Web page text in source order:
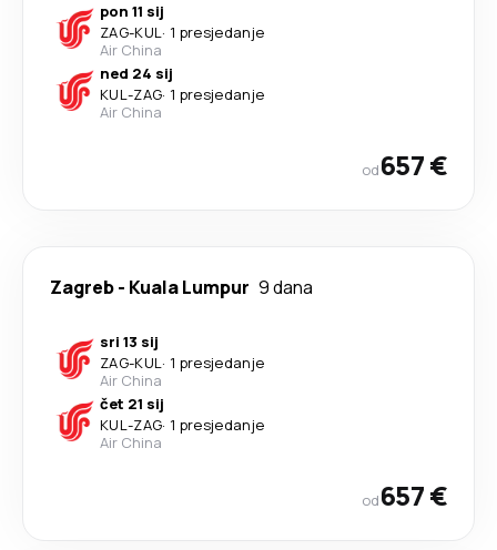
pon 11 sij
ZAG-KUL· 1 presjedanje
Air China
ned 24 sij
KUL-ZAG· 1 presjedanje
Air China
od657 €
Zagreb- Kuala Lumpur 9 dana
sri 13 sij
ZAG-KUL· 1 presjedanje
Air China
čet 21 sij
KUL-ZAG· 1 presjedanje
Air China
od657 €